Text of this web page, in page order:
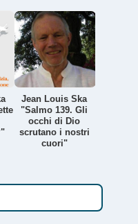
Jean Louis Ska
"Salmo 139. Gli
occhi di Dio
scrutano i nostri
cuori"